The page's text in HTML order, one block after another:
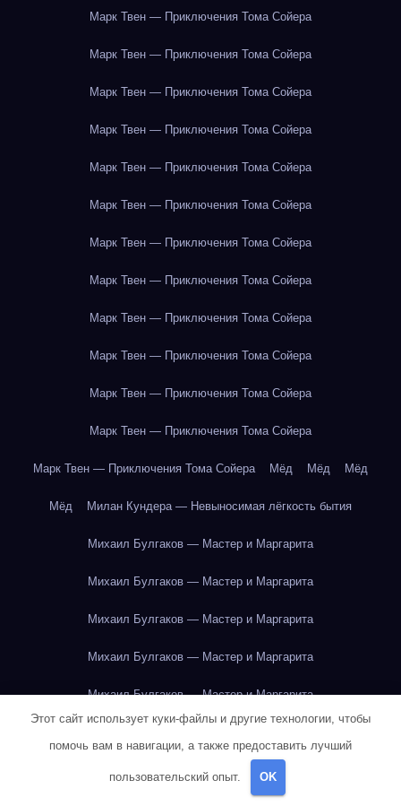
Марк Твен — Приключения Тома Сойера
Марк Твен — Приключения Тома Сойера
Марк Твен — Приключения Тома Сойера
Марк Твен — Приключения Тома Сойера
Марк Твен — Приключения Тома Сойера
Марк Твен — Приключения Тома Сойера
Марк Твен — Приключения Тома Сойера
Марк Твен — Приключения Тома Сойера
Марк Твен — Приключения Тома Сойера
Марк Твен — Приключения Тома Сойера
Марк Твен — Приключения Тома Сойера
Марк Твен — Приключения Тома Сойера
Марк Твен — Приключения Тома Сойера Мёд Мёд Мёд
Мёд Милан Кундера — Невыносимая лёгкость бытия
Михаил Булгаков — Мастер и Маргарита
Михаил Булгаков — Мастер и Маргарита
Михаил Булгаков — Мастер и Маргарита
Михаил Булгаков — Мастер и Маргарита
Михаил Булгаков — Мастер и Маргарита
Михаил Булгаков — Мастер и Маргарита
Этот сайт использует куки-файлы и другие технологии, чтобы
помочь вам в навигации, а также предоставить лучший
пользовательский опыт. OK